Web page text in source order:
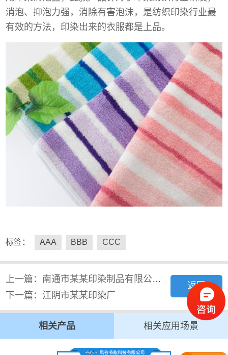
消泡、抑泡力强，消除有害泡沫，是纺织印染行业最
有效的方法，印染出来的衣服都是上品。
标签： AAA BBB CCC
上一篇：南通市某某印染制品有限公司...
下一篇：江阴市某某印染厂
返回
相关产品 相关应用场景